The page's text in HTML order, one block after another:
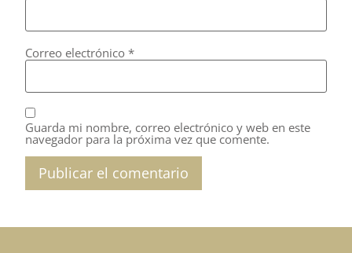
Correo electrónico *
Guarda mi nombre, correo electrónico y web en este
navegador para la próxima vez que comente.